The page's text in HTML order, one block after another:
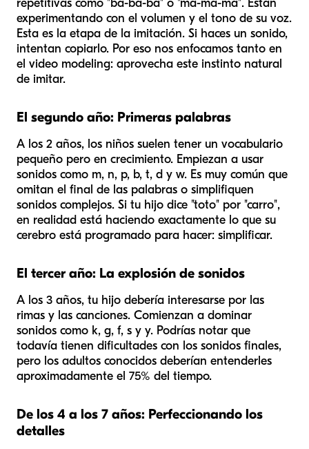
experimentando con el volumen y el tono de su voz.
Esta es la etapa de la imitación. Si haces un sonido,
intentan copiarlo. Por eso nos enfocamos tanto en
el video modeling: aprovecha este instinto natural
de imitar.
El segundo año: Primeras palabras
A los 2 años, los niños suelen tener un vocabulario
pequeño pero en crecimiento. Empiezan a usar
sonidos como m, n, p, b, t, d y w. Es muy común que
omitan el final de las palabras o simplifiquen
sonidos complejos. Si tu hijo dice "toto" por "carro",
en realidad está haciendo exactamente lo que su
cerebro está programado para hacer: simplificar.
El tercer año: La explosión de sonidos
A los 3 años, tu hijo debería interesarse por las
rimas y las canciones. Comienzan a dominar
sonidos como k, g, f, s y y. Podrías notar que
todavía tienen dificultades con los sonidos finales,
pero los adultos conocidos deberían entenderles
aproximadamente el 75% del tiempo.
De los 4 a los 7 años: Perfeccionando los
detalles